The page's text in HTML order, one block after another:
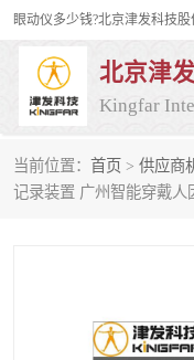
北京津
Kingfar
当前位置： 首页 > 供应商
记录装置 广州智能穿戴人
皮电仪
行为观察与表情分